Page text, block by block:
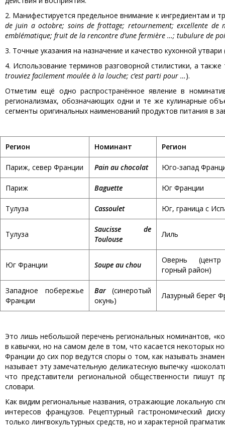
2. Манифестируется предельное внимание к ингредиентам и
de juin a octobre; soins de frottage; retournement; excellente de
emblématique; fruit de la rencontre d’une fermière …; tubulure de
3. Точные указания на назначение и качество кухонной утвари
4. Использование терминов разговорной стилистики, а
trouviez facilement moulée à la louche; c’est parti pour …).
Отметим ещё одно распространённое явление в
регионализмах, обозначающих одни и те же кулинарные
сегменты оригинальных наименований продуктов питания в
Регион Номинант Регион
Париж, север Франции Pain au chocolat Юго-запад
Париж Baguette Юг Франции
Тулуза Cassoulet Юг, граница с
Тулуза
Saucisse de
Toulouse
Лиль
Юг Франции Soupe au chou
Овернь
горный район)
Западное побережье
Франции
Bar (синеротый
окунь)
Лазурный берег
Это лишь небольшой перечень региональных номинантов,
в кавычки, но на самом деле в том, что касается некоторых
Франции до сих пор ведутся споры о том, как называть
называет эту замечательную деликатесную выпечку
что представители региональной общественности пишут
словари.
Как видим региональные названия, отражающие локальную
интересов французов. Рецептурный гастрономический
только лингвокультурных средств, но и характерной